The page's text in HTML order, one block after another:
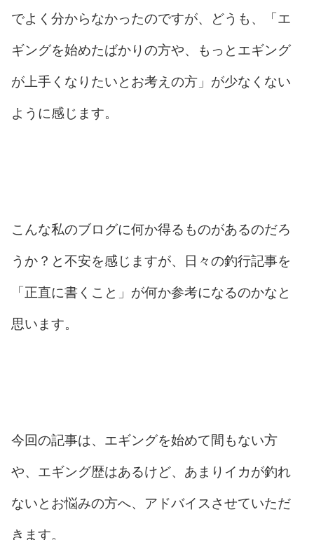
でよく分からなかったのですが、どうも、「エ
ギングを始めたばかりの方や、もっとエギング
が上手くなりたいとお考えの方」が少なくない
ように感じます。
こんな私のブログに何か得るものがあるのだろ
うか？と不安を感じますが、日々の釣行記事を
「正直に書くこと」が何か参考になるのかなと
思います。
今回の記事は、エギングを始めて間もない方
や、エギング歴はあるけど、あまりイカが釣れ
ないとお悩みの方へ、アドバイスさせていただ
きます。